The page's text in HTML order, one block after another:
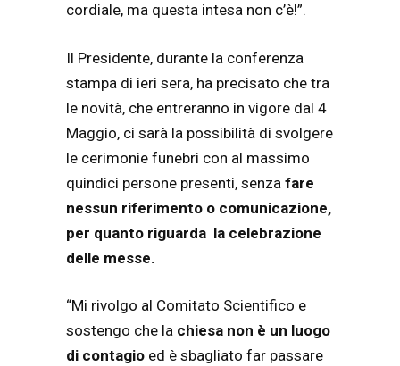
cordiale, ma questa intesa non c’è!”.
Il Presidente, durante la conferenza
stampa di ieri sera, ha precisato che tra
le novità, che entreranno in vigore dal 4
Maggio, ci sarà la possibilità di svolgere
le cerimonie funebri con al massimo
quindici persone presenti, senza fare
nessun riferimento o comunicazione,
per quanto riguarda la celebrazione
delle messe.
“Mi rivolgo al Comitato Scientifico e
sostengo che la chiesa non è un luogo
di contagio ed è sbagliato far passare